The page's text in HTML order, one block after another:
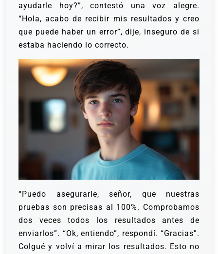
ayudarle hoy?”, contestó una voz alegre.
“Hola, acabo de recibir mis resultados y creo
que puede haber un error”, dije, inseguro de si
estaba haciendo lo correcto.
“Puedo asegurarle, señor, que nuestras
pruebas son precisas al 100%. Comprobamos
dos veces todos los resultados antes de
enviarlos”. “Ok, entiendo”, respondí. “Gracias”.
Colgué y volví a mirar los resultados. Esto no